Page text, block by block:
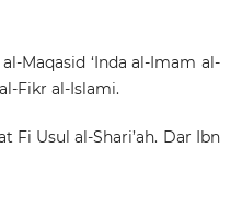
Maqasid ‘Inda al-Imam al-
Fikr al-Islami.
Fi Usul al-Shari’ah. Dar Ibn